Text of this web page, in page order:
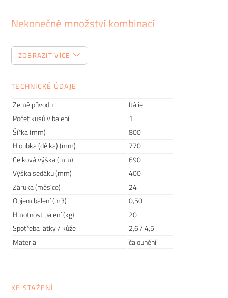
Nekonečné množství kombinací
Italská značkaTacchini
nábytek se dá mezi sebou hravě kombinovat a vy si tak
výběr máte velké množství modulárních sedaček, pohovek,
křesel, židlí i stolečků, takže s nimi jednoduše vybavíte jak
vaší domácnost, tak rozsáhlé komerční prostory. U mnoha
kousků máte možnost použít
vlastní látku
čemuž se nábytek plně přizpůsobí vašim prostorům.
BAOBABtak bude skvěle vypadat v kombinaci s dalšími
produkty z dílnyTacchini
Prodlužte životnost nábytku
ZOBRAZIT VÍCE
TECHNICKÉ ÚDAJE
Země původu
Itálie
Počet kusů v balení
1
Šířka (mm)
800
Hloubka (délka) (mm)
770
Celková výška (mm)
690
Výška sedáku (mm)
400
Záruka (měsíce)
24
Objem balení (m3)
0,50
Hmotnost balení (kg)
20
Spotřeba látky / kůže
2,6 / 4,5
Materiál
čalounění
KE STAŽENÍ